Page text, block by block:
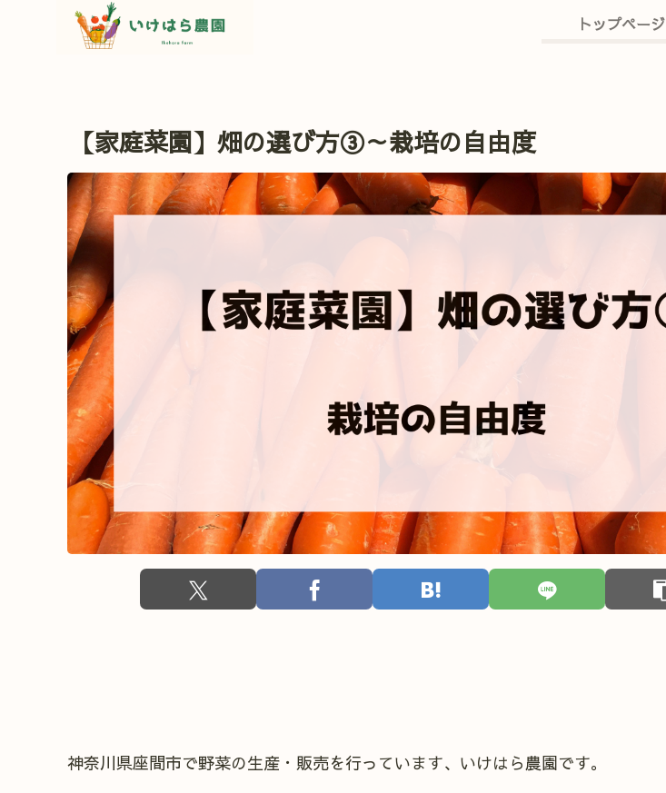
トップページ
【家庭菜園】畑の選び方③～栽培の自由度
神奈川県座間市で野菜の生産・販売を行っています、いけはら農園です。